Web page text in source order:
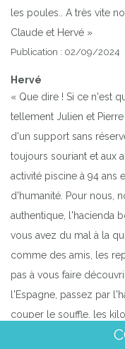
les poules.. A très vite
Claude et Hervé »
Publication : 02/09/2024
Hervé
« Que dire ! Si ce n'est
tellement Julien et
d'un support sans
toujours souriant et aux
activité piscine à 94 ans
d'humanité. Pour nous,
authentique, l'hacienda
vous avez du mal à la
comme des amis, les
pas à vous faire
l'Espagne, passez par
couper le souffle, les
bordent vos